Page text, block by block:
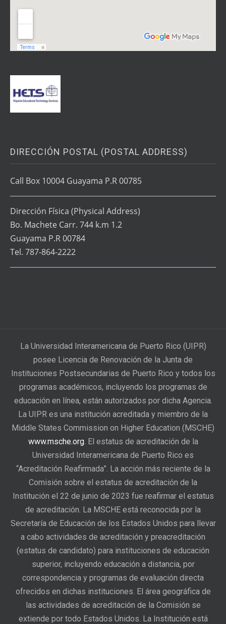
DIRECCIÓN POSTAL (POSTAL ADDRESS)
Call Box 10004 Guayama P.R 00785
Dirección Física (Physical Address)
Bo. Machete Carr. 744 k.m 1.2
Guayama P.R 00784
Tel. 787-864-2222
La Universidad Interamericana de Puerto Rico (UIPR)
posee Licencia de Renovación de la Junta de
Instituciones Postsecundarias de Puerto Rico y todos los
programas académicos, incluyendo los programas de
educación en línea, están autorizados por dicha Agencia.
La UIPR es una institución acreditada y miembro de la
Middle States Commission on Higher Education (MSCHE)
www.msche.org. El estatus de acreditación de la
Universidad Interamericana de Puerto Rico es
“Acreditación Reafirmada”. La acción más reciente de la
Comisión sobre el estatus de acreditación de la
Institución el 22 de junio de 2023 fue reafirmar el estatus
de acreditación. La MSCHE está reconocida por la
Secretaría de Educación de los Estados Unidos para llevar
a cabo actividades de acreditación y preacreditación
(estatus de candidato) para instituciones de educación
superior, incluyendo educación a distancia, por
correspondencia y programas de evaluación directa
ofrecidos en dichas instituciones. El área geográfica de
las actividades de acreditación de la Comisión se
extiende por todo Estados Unidos. La Institución está